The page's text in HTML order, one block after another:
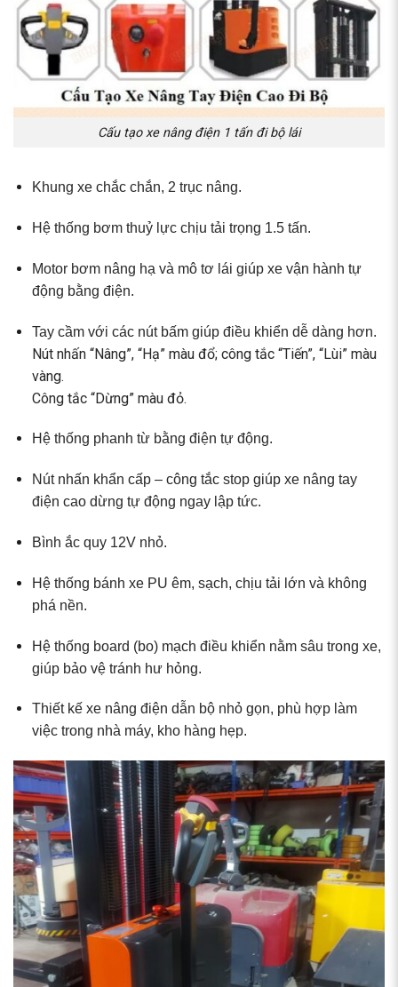
Cấu tạo xe nâng điện 1 tấn đi bộ lái
Khung xe chắc chắn, 2 trục nâng.
Hệ thống bơm thuỷ lực chịu tải trọng 1.5 tấn.
Motor bơm nâng hạ và mô tơ lái giúp xe vận hành tự
động bằng điện.
Tay cầm với các nút bấm giúp điều khiển dễ dàng hơn.
Nút nhấn “Nâng”, “Hạ” màu đổ; công tắc “Tiến”, “Lùi” màu
vàng.
Công tắc “Dừng” màu đỏ.
Hệ thống phanh từ bằng điện tự động.
Nút nhấn khẩn cấp – công tắc stop giúp xe nâng tay
điện cao dừng tự động ngay lập tức.
Bình ắc quy 12V nhỏ.
Hệ thống bánh xe PU êm, sạch, chịu tải lớn và không
phá nền.
Hệ thống board (bo) mạch điều khiển nằm sâu trong xe,
giúp bảo vệ tránh hư hỏng.
Thiết kế xe nâng điện dẫn bộ nhỏ gọn, phù hợp làm
việc trong nhà máy, kho hàng hẹp.